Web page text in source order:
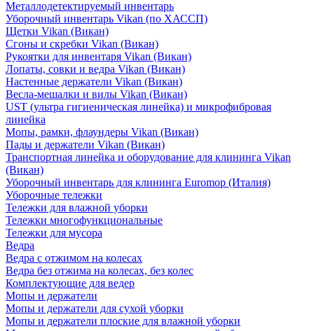
Металлодетектируемый инвентарь
Уборочный инвентарь Vikan (по ХАССП)
Щетки Vikan (Викан)
Сгоны и скребки Vikan (Викан)
Рукоятки для инвентаря Vikan (Викан)
Лопаты, совки и ведра Vikan (Викан)
Настенные держатели Vikan (Викан)
Весла-мешалки и вилы Vikan (Викан)
UST (ультра гигиеническая линейка) и микрофибровая
линейка
Мопы, рамки, флаундеры Vikan (Викан)
Пады и держатели Vikan (Викан)
Транспортная линейка и оборудование для клининга Vikan
(Викан)
Уборочный инвентарь для клининга Euromop (Италия)
Уборочные тележки
Тележки для влажной уборки
Тележки многофункциональные
Тележки для мусора
Ведра
Ведра с отжимом на колесах
Ведра без отжима на колесах, без колес
Комплектующие для ведер
Мопы и держатели
Мопы и держатели для сухой уборки
Мопы и держатели плоские для влажной уборки